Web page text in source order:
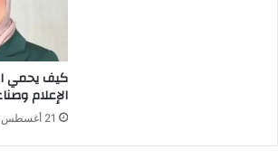
كيف يحمي
الإعلام
21 أغسطس، 2025